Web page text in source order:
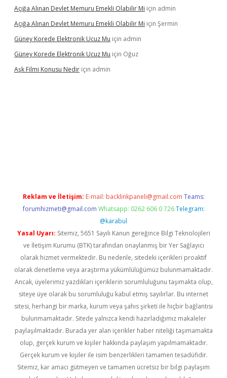
Açığa Alınan Devlet Memuru Emekli Olabilir Mi için admin
Açığa Alınan Devlet Memuru Emekli Olabilir Mi için Şermin
Güney Korede Elektronik Ucuz Mu için admin
Güney Korede Elektronik Ucuz Mu için Oğuz
Aşk Filmi Konusu Nedir için admin
Reklam ve İletişim: E-mail: backlinkpaneli@gmail.com Teams:
forumhizmeti@gmail.com Whatsapp: 0262 606 0 726 Telegram:
@karabul
Yasal Uyarı: Sitemiz, 5651 Sayılı Kanun gereğince Bilgi Teknolojileri
ve İletişim Kurumu (BTK) tarafından onaylanmış bir Yer Sağlayıcı
olarak hizmet vermektedir. Bu nedenle, sitedeki içerikleri proaktif
olarak denetleme veya araştırma yükümlülüğümüz bulunmamaktadır.
Ancak, üyelerimiz yazdıkları içeriklerin sorumluluğunu taşımakta olup,
siteye üye olarak bu sorumluluğu kabul etmiş sayılırlar. Bu internet
sitesi, herhangi bir marka, kurum veya şahıs şirketi ile hiçbir bağlantısı
bulunmamaktadır. Sitede yalnızca kendi hazırladığımız makaleler
paylaşılmaktadır. Burada yer alan içerikler haber niteliği taşımamakta
olup, gerçek kurum ve kişiler hakkında paylaşım yapılmamaktadır.
Gerçek kurum ve kişiler ile isim benzerlikleri tamamen tesadüfidir.
Sitemiz, kar amacı gütmeyen ve tamamen ücretsiz bir bilgi paylaşım